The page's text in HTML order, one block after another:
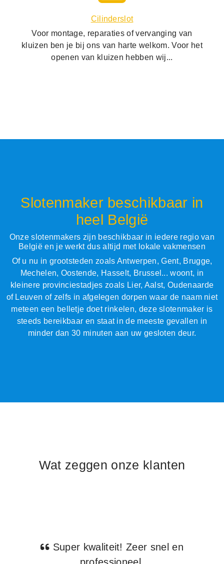
Cilinderslot
Voor montage, reparaties of vervanging van
kluizen ben je bij ons van harte welkom. Voor het
openen van kluizen hebben wij...
Slotenmaker beschikbaar in
heel België
Onze slotenmakers zijn beschikbaar in iedere regio van
België en je werkt dus altijd met lokale vakmensen
Of u nu in grootsteden zoals Antwerpen, Gent, Brugge,
Mechelen, Oostende, Hasselt, Brussel... woont, in
kleinere provinciestadjes zoals Lier, Aalst, Oudenaarde
of Leuven of zelfs in afgelegen dorpen waar de naam niet
meteen een belletje doet rinkelen, deze slotenmaker is
steeds bereikbaar en staat in de meeste gevallen in
minder dan 30 minuten aan uw gesloten deur.
Wat zeggen onze klanten
Super kwaliteit! Zeer snel en